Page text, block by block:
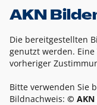
AKN
Die bereitgestellten
genutzt werden.
vorheriger
Bitte verwenden Sie
Bildnachweis: © AKN